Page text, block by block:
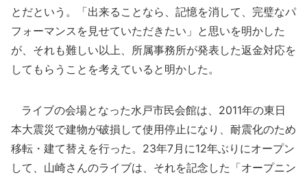
とだという。「出来ることなら、記憶を消して、完璧なパ
フォーマンスを見せていただきたい」と思いを明かした
が、それも難しい以上、所属事務所が発表した返金対応を
してもらうことを考えていると明かした。
ライブの会場となった水戸市民会館は、2011年の東日
本大震災で建物が破損して使用停止になり、耐震化のため
移転・建て替えを行った。23年7月に12年ぶりにオープン
して、山崎さんのライブは、それを記念した「オープニン